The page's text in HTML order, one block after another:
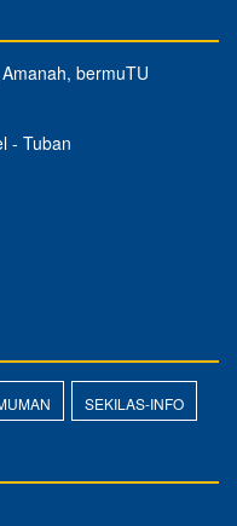
bermuTU
- Tuban
SEKILAS-INFO